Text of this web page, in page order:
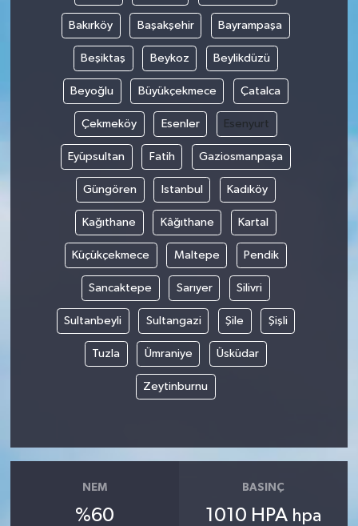
Bakırköy Başakşehir Bayrampaşa
Beşiktaş Beykoz Beylikdüzü
Beyoğlu Büyükçekmece Çatalca
Çekmeköy Esenler Esenyurt
Eyüpsultan Fatih Gaziosmanpaşa
Güngören Istanbul Kadıköy
Kağıthane Kâğıthane Kartal
Küçükçekmece Maltepe Pendik
Sancaktepe Sarıyer Silivri
Sultanbeyli Sultangazi Şile Şişli
Tuzla Ümraniye Üsküdar
Zeytinburnu
NEM
%60
BASINÇ
1010 HPA hpa